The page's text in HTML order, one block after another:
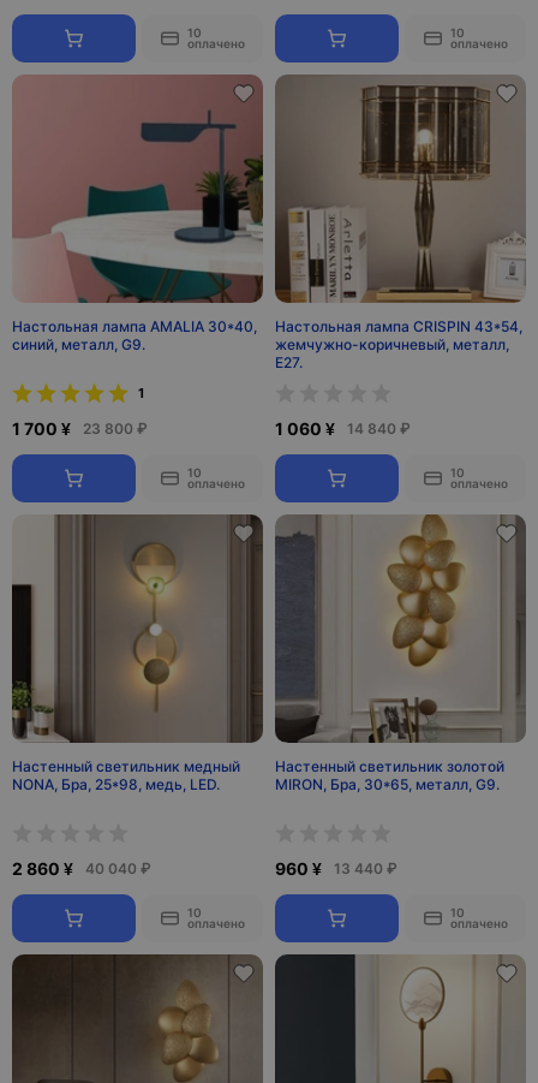
10
оплачено
10
оплачено
Настольная лампа AMALIA 30*40,
синий, металл, G9.
1
1 700 ¥ 23 800 ₽
10
оплачено
Настольная лампа CRISPIN 43*54,
жемчужно-коричневый, металл,
Е27.
1 060 ¥ 14 840 ₽
10
оплачено
Настенный светильник медный
NONA, Бра, 25*98, медь, LED.
2 860 ¥ 40 040 ₽
10
оплачено
Настенный светильник золотой
MIRON, Бра, 30*65, металл, G9.
960 ¥ 13 440 ₽
10
оплачено